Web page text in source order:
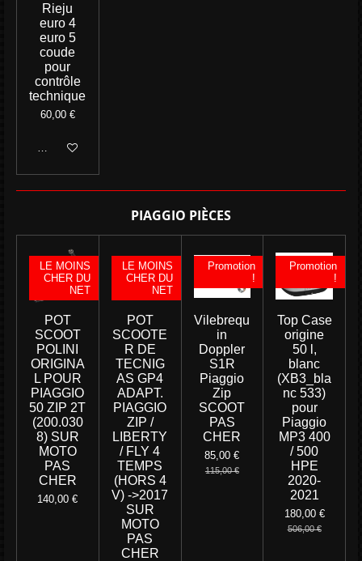
Rieju
euro 4
euro 5
coude
pour
contrôle
technique
60,00 €
Ajouter au panier
PIAGGIO PIÈCES
LE MOINS
CHER DU
NET
POT
SCOOT
POLINI
ORIGINA
L POUR
PIAGGIO
50 ZIP 2T
(200.030
8) SUR
MOTO
PAS
CHER
140,00 €
LE MOINS
CHER DU
NET
POT
SCOOTE
R DE
TECNIG
AS GP4
ADAPT.
PIAGGIO
ZIP /
LIBERTY
/ FLY 4
TEMPS
(HORS 4
V) ->2017
SUR
MOTO
PAS
CHER
Promotion
!
Vilebrequ
in
Doppler
S1R
Piaggio
Zip
SCOOT
PAS
CHER
85,00 €
115,00 €
Promotion
!
Top Case
origine
50 l,
blanc
(XB3_bla
nc 533)
pour
Piaggio
MP3 400
/ 500
HPE
2020-
2021
180,00 €
506,00 €